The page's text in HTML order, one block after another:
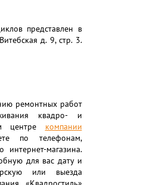
представлен в
д. 9, стр. 3.
ремонтных работ
квадро- и
центре компании
по телефонам,
магазина.
для вас дату и
или выезда